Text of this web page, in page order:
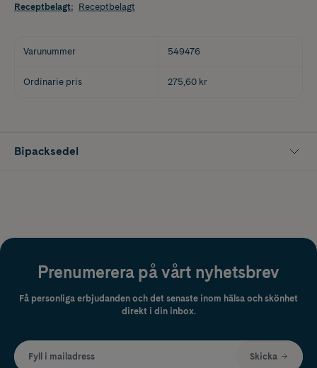
Receptbelagt: Receptbelagt
Varunummer 549476
Ordinarie pris 275,60 kr
Bipacksedel
Prenumerera på vårt nyhetsbrev
Få personliga erbjudanden och det senaste inom hälsa och skönhet
direkt i din inbox.
Fyll i mailadress Skicka